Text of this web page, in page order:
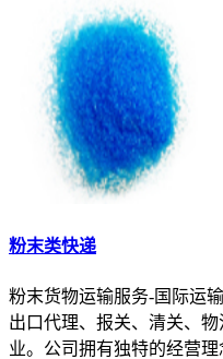
粉末类快递
粉末货物运输服务-国际运
出口代理、报关、清关、
业。公司拥有独特的经营理